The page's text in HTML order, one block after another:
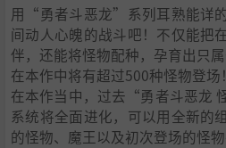
用“勇者斗恶龙”系列耳熟能详
间动人心魄的战斗吧！不仅能把
伴，还能将怪物配种，孕育出只属
在本作中将有超过500种怪物登场！
在本作当中，过去“勇者斗恶龙
系统将全面进化，可以用全新的
的怪物、魔王以及初次登场的怪物